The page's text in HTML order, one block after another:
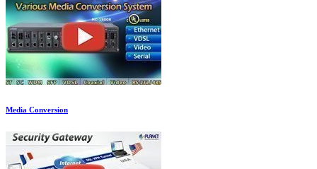
Media Conversion